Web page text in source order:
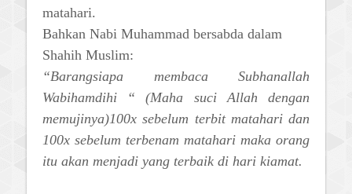
matahari.
Bahkan Nabi Muhammad bersabda dalam
Shahih Muslim:
“Barangsiapa membaca Subhanallah
Wabihamdihi “ (Maha suci Allah dengan
memujinya)100x sebelum terbit matahari dan
100x sebelum terbenam matahari maka orang
itu akan menjadi yang terbaik di hari kiamat.